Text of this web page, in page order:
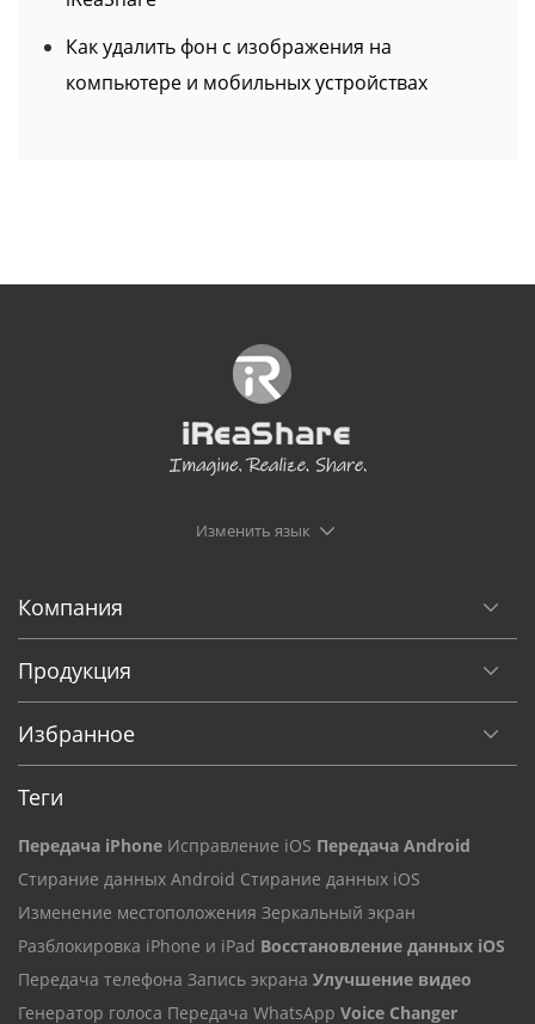
iReaShare
Компания
Продукция
Избранное
Теги
Передача iPhone Исправление iOS Передача Android
Стирание данных Android Стирание данных iOS
Изменение местоположения Зеркальный экран
Разблокировка iPhone и iPad Восстановление данных iOS